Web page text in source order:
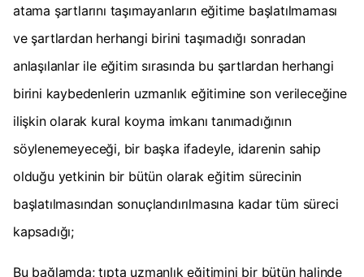
atama şartlarını taşımayanların eğitime başlatılmaması
ve şartlardan herhangi birini taşımadığı sonradan
anlaşılanlar ile eğitim sırasında bu şartlardan herhangi
birini kaybedenlerin uzmanlık eğitimine son verileceğine
ilişkin olarak kural koyma imkanı tanımadığının
söylenemeyeceği, bir başka ifadeyle, idarenin sahip
olduğu yetkinin bir bütün olarak eğitim sürecinin
başlatılmasından sonuçlandırılmasına kadar tüm süreci
kapsadığı;
Bu bağlamda; tıpta uzmanlık eğitimini bir bütün halinde